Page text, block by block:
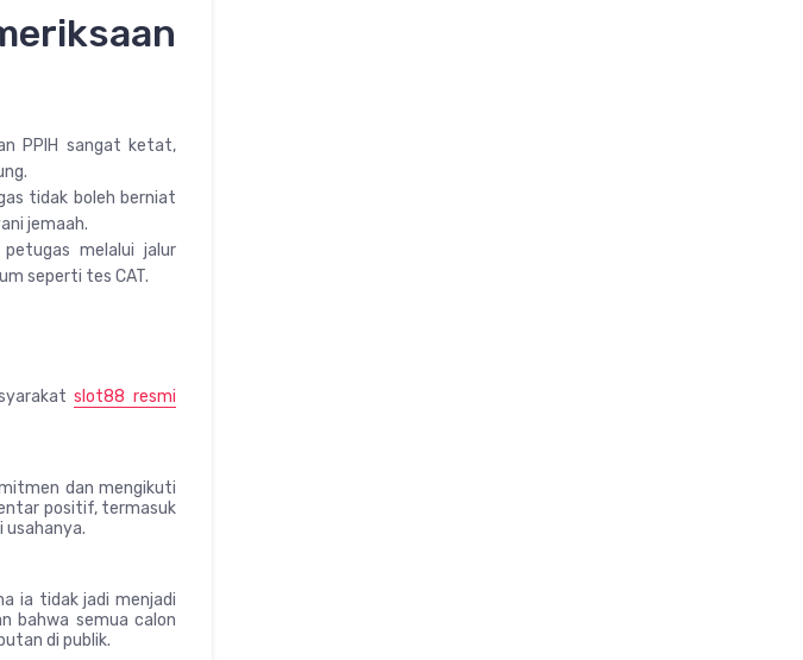
PPIH sangat ketat,
tidak boleh berniat
jemaah.
melalui jalur
seperti tes CAT.
slot88 resmi
dan mengikuti
positif, termasuk
usahanya.
ia tidak jadi menjadi
bahwa semua calon
di publik.